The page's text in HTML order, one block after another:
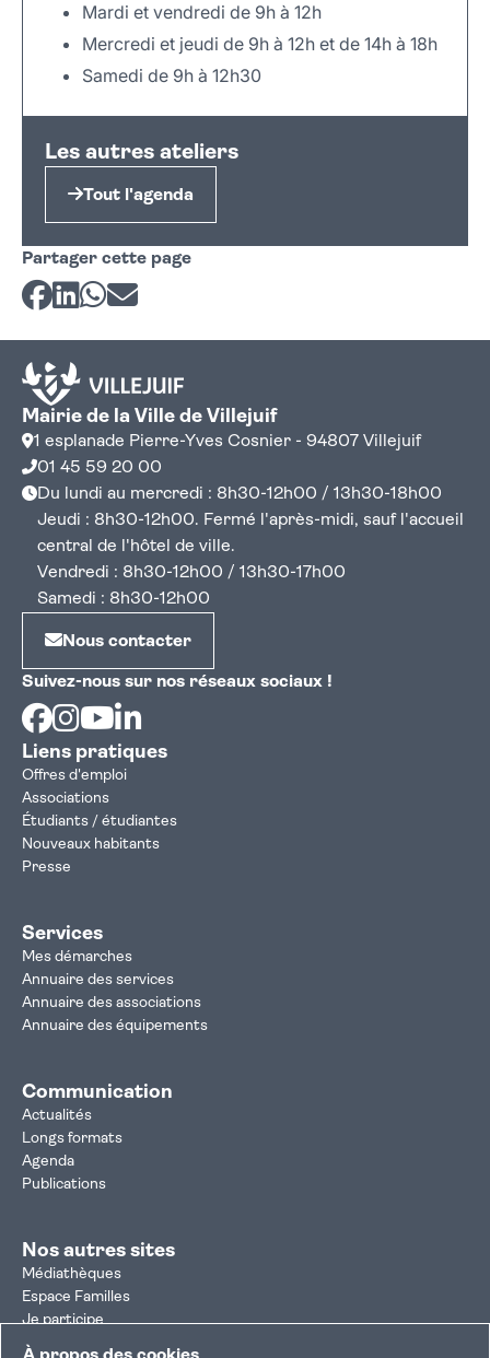
Mardi et vendredi de 9h à 12h
Mercredi et jeudi de 9h à 12h et de 14h à 18h
Samedi de 9h à 12h30
+
−
Les autres ateliers
Tout l'agenda
Partager cette page
Partager sur Facebook
Partager sur LinkedIn
Partager sur Whatsapp
Partager par courriel
Mairie de la Ville de Villejuif
1 esplanade Pierre-Yves Cosnier - 94807 Villejuif
01 45 59 20 00
Du lundi au mercredi : 8h30-12h00 / 13h30-18h00
Jeudi : 8h30-12h00. Fermé l'après-midi, sauf l'accueil
central de l'hôtel de ville.
Vendredi : 8h30-12h00 / 13h30-17h00
Samedi : 8h30-12h00
Nous contacter
Suivez-nous sur nos réseaux sociaux !
Facebook
Instagram
Youtube
Liens pratiques
Offres d'emploi
Associations
Étudiants / étudiantes
Nouveaux habitants
Presse
Services
Mes démarches
Annuaire des services
Annuaire des associations
Annuaire des équipements
Communication
Actualités
Longs formats
Agenda
Publications
Nos autres sites
Médiathèques
Espace Familles
Je participe
Autorisation d'urbanisme